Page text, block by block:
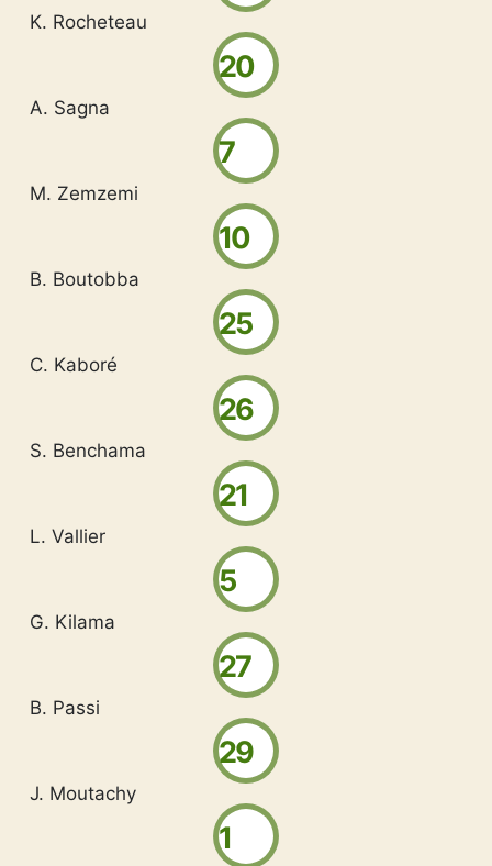
K. Rocheteau
20
A. Sagna
7
M. Zemzemi
10
B. Boutobba
25
C. Kaboré
26
S. Benchama
21
L. Vallier
5
G. Kilama
27
B. Passi
29
J. Moutachy
1